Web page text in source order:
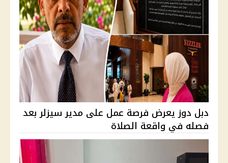
دبل دوز يعرض فرصة عمل على مدير سيزلر بعد
فصله في واقعة الصلاة